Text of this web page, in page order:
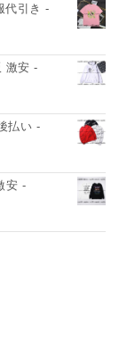
代引き -
激安 -
払い -
安 -